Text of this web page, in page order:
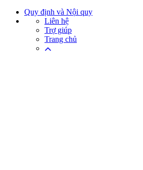
Quy định và Nội quy
Liên hệ
Trợ giúp
Trang chủ